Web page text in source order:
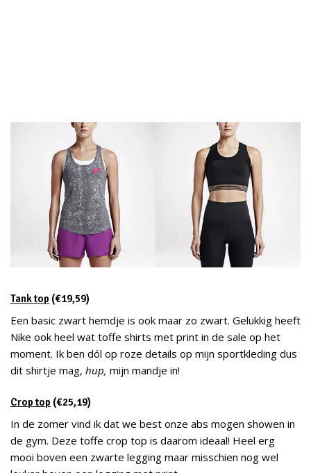
Tank top (€19,59)
Een basic zwart hemdje is ook maar zo zwart. Gelukkig heeft
Nike ook heel wat toffe shirts met print in de sale op het
moment. Ik ben dól op roze details op mijn sportkleding dus
dit shirtje mag, hup, mijn mandje in!
Crop top (€25,19)
In de zomer vind ik dat we best onze abs mogen showen in
de gym. Deze toffe crop top is daarom ideaal! Heel erg
mooi boven een zwarte legging maar misschien nog wel